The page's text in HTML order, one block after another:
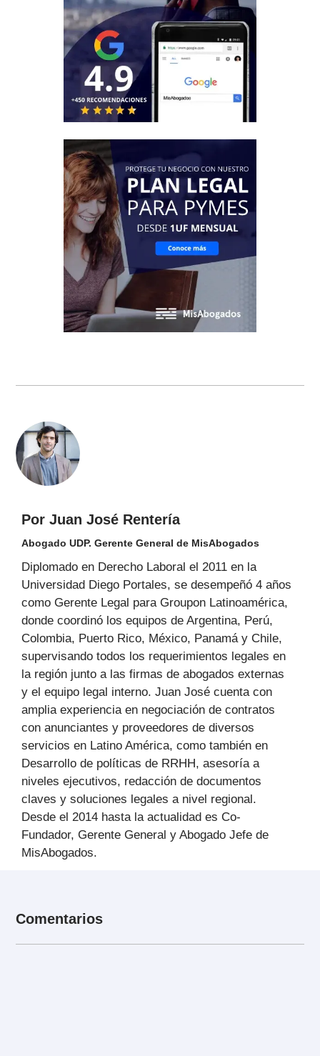
Por Juan José Rentería
Abogado UDP. Gerente General de MisAbogados
Diplomado en Derecho Laboral el 2011 en la
Universidad Diego Portales, se desempeñó 4 años
como Gerente Legal para Groupon Latinoamérica,
donde coordinó los equipos de Argentina, Perú,
Colombia, Puerto Rico, México, Panamá y Chile,
supervisando todos los requerimientos legales en
la región junto a las firmas de abogados externas
y el equipo legal interno. Juan José cuenta con
amplia experiencia en negociación de contratos
con anunciantes y proveedores de diversos
servicios en Latino América, como también en
Desarrollo de políticas de RRHH, asesoría a
niveles ejecutivos, redacción de documentos
claves y soluciones legales a nivel regional.
Desde el 2014 hasta la actualidad es Co-
Fundador, Gerente General y Abogado Jefe de
MisAbogados.
Comentarios